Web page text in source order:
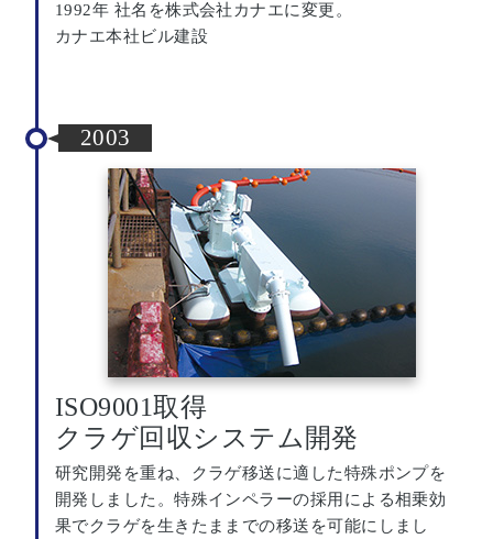
1992年 社名を株式会社カナエに変更。
カナエ本社ビル建設
2003
ISO9001取得
クラゲ回収システム開発
研究開発を重ね、クラゲ移送に適した特殊ポンプを
開発しました。特殊インペラーの採用による相乗効
果でクラゲを生きたままでの移送を可能にしまし